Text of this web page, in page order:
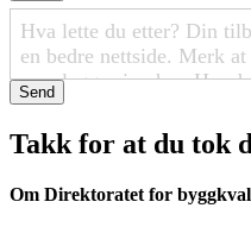
Send
Takk for at du tok
Om Direktoratet for